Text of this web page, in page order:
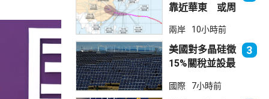
靠近華東 或周
兩岸 10小時前
美國對多晶硅徵
15%關稅並設最
克：中國無法再
3
國際 7小時前